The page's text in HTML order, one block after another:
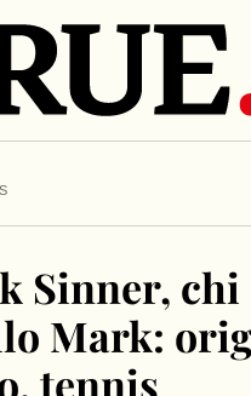
Sinner, chi
Mark:
tennis